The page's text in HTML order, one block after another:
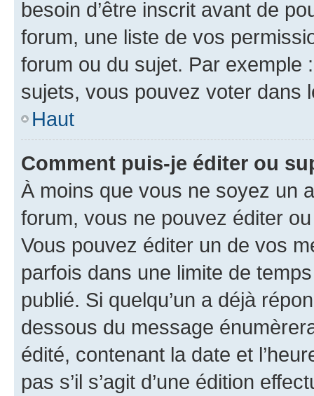
besoin d’être inscrit avant de
forum, une liste de vos
forum ou du sujet. Par exemple
sujets, vous pouvez voter dans
Haut
Comment puis-je éditer ou
À moins que vous ne soyez un
forum, vous ne pouvez éditer
Vous pouvez éditer un de vos
parfois dans une limite de
publié. Si quelqu’un a déjà
dessous du message
édité, contenant la date et
pas s’il s’agit d’une édition